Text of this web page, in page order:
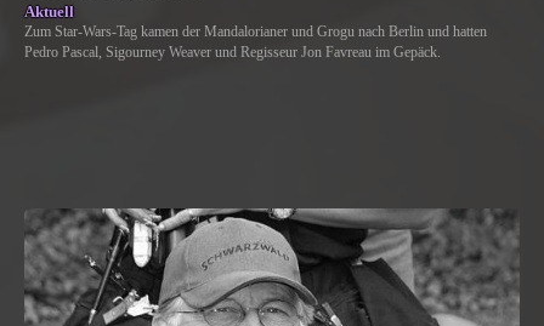
Aktuell
Zum Star-Wars-Tag kamen der Mandalorianer und Grogu nach Berlin und hatten
Pedro Pascal, Sigourney Weaver und Regisseur Jon Favreau im Gepäck.